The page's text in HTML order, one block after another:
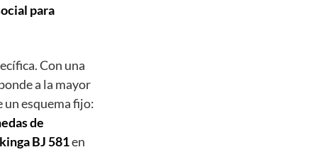
para
Con una
a la mayor
un esquema fijo:
de
BJ 581en